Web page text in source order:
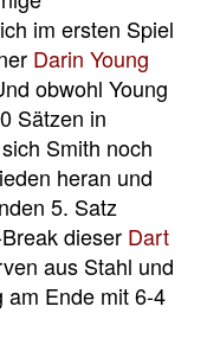
im ersten Spiel
Darin Young
obwohl Young
Sätzen in
Smith noch
heran und
5. Satz
dieser Dart
aus Stahl und
am Ende mit 6-4